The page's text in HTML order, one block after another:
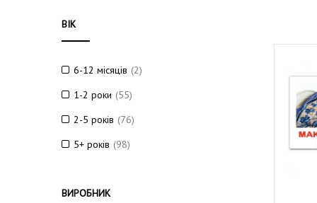
ВІК
6-12 місяців (2)
1-2 роки (55)
2-5 років (76)
5+ років (98)
ВИРОБНИК